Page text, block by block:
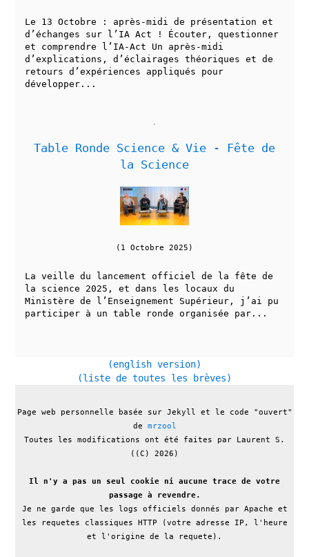
Le 13 Octobre : après-midi de présentation et
d’échanges sur l’IA Act ! Écouter, questionner
et comprendre l’IA-Act Un après-midi
d’explications, d’éclairages théoriques et de
retours d’expériences appliqués pour
développer...
Table Ronde Science & Vie - Fête de
la Science
(1 Octobre 2025)
La veille du lancement officiel de la fête de
la science 2025, et dans les locaux du
Ministère de l’Enseignement Supérieur, j’ai pu
participer à un table ronde organisée par...
(english version)
(liste de toutes les brèves)
Page web personnelle basée sur Jekyll et le code "ouvert"
de mrzool
Toutes les modifications ont été faites par Laurent S.
((C) 2026)
Il n'y a pas un seul cookie ni aucune trace de votre
passage à revendre.
Je ne garde que les logs officiels donnés par Apache et
les requetes classiques HTTP (votre adresse IP, l'heure
et l'origine de la requete).